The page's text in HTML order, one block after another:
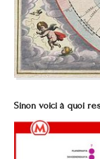
Sinon voici à quoi